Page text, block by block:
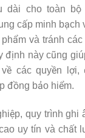
dài cho toàn bộ
cấp minh bạch
và tránh
định này cũng
các quyền lợi,
đồng bảo hiểm.
quy trình ghi
uy tín và chất